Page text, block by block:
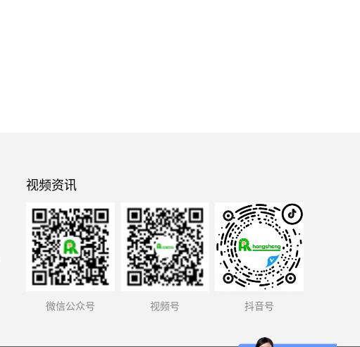
视频资讯
微信公众号 视频号 抖音号